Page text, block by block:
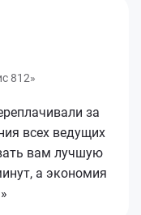
812»
за
всех ведущих
вам лучшую
а экономия